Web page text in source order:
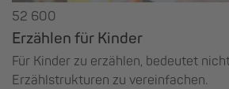
52 600
Erzählen für Kinder
Für Kinder zu erzählen, bedeutet
Erzählstrukturen zu vereinfachen.